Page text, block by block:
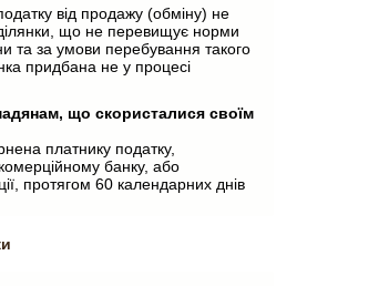
від продажу (обміну) не
ділянки, що не перевищує норми
та за умови перебування такого
придбана не у процесі
що скористалися своїм
платнику податку,
банку, або
протягом 60 календарних днів